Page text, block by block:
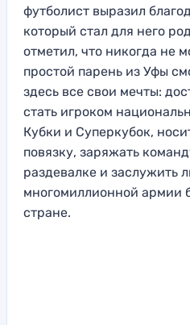
футболист выразил
который стал для него
отметил, что никогда не
простой парень из Уфы
здесь все свои мечты:
стать игроком
Кубки и Суперкубок,
повязку, заряжать
раздевалке и заслужить
многомиллионной армии
стране.